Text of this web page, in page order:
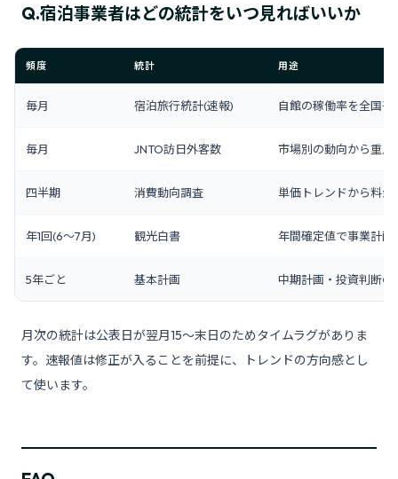
Q.宿泊事業者はどの統計をいつ見ればいいか
頻度 統計 用途
毎月 宿泊旅行統計(速報) 自館の稼働率を全国
毎月 JNTO訪日外客数 市場別の動向から重点
四半期 消費動向調査 単価トレンドから料
年1回(6〜7月) 観光白書 年間確定値で事業計画
5年ごと 基本計画 中期計画・投資判断の
月次の統計は公表日が翌月15〜末日のためタイムラグがありま
す。速報値は修正が入ることを前提に、トレンドの方向感とし
て使います。